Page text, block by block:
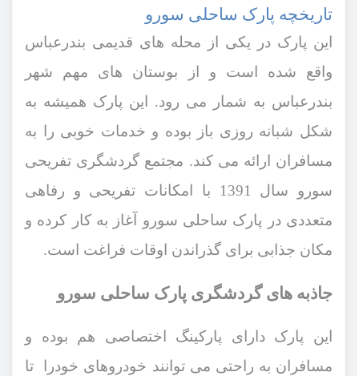
تاریخچه پارک ساحلی سورو
این پارک در یکی از محله‌ های قدیمی بندرعباس
واقع شده است و از بوستان ‌های مهم شهر
بندرعباس به شمار می ‌رود. این پارک همیشه به
شکل شبانه ‌روزی باز بوده و خدمات خوبی را به
مسافران ارائه می ‌کند. مجتمع گردشگری تفریحی
سورو سال 1391
با امکانات تفریحی و رفاهی
متعددی در پارک ساحلی سورو آغاز به کار کرده و
مکان جذابی برای گذراندن اوقات فراغت است.
جاذبه ‌های گردشگری پارک ساحلی سورو
این پارک دارای پارکینگ اختصاصی هم بوده و
مسافران به راحتی می ‌توانند خودروهای خودرا تا